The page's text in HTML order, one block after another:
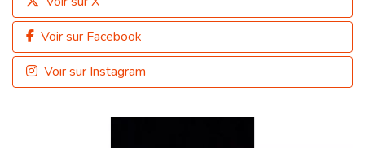
Voir sur Facebook
Voir sur Instagram